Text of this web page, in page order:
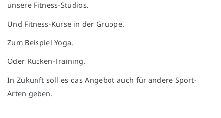
unsere Fitness-Studios.
Und Fitness-Kurse in der Gruppe.
Zum Beispiel Yoga.
Oder Rücken-Training.
In Zukunft soll es das Angebot auch für andere Sport-
Arten geben.